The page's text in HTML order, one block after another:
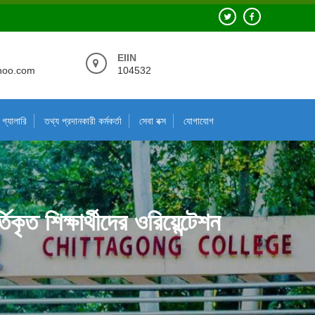
EIIN
104532
গ্যালারি তথ্য প্রদানকারী কর্মকর্তা সেবা বক্স যোগাযোগ
শিক্ষার্থীদের ওরিয়েন্টেশন